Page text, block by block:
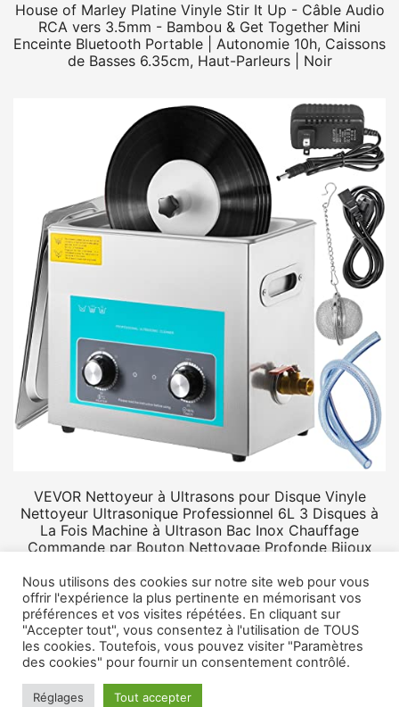
House of Marley Platine Vinyle Stir It Up - Câble Audio
RCA vers 3.5mm - Bambou & Get Together Mini
Enceinte Bluetooth Portable | Autonomie 10h, Caissons
de Basses 6.35cm, Haut-Parleurs | Noir
VEVOR Nettoyeur à Ultrasons pour Disque Vinyle
Nettoyeur Ultrasonique Professionnel 6L 3 Disques à
La Fois Machine à Ultrason Bac Inox Chauffage
Commande par Bouton Nettoyage Profonde Bijoux
© 2026 Rangement vinyle.Mentions légales
Nous utilisons des cookies sur notre site web pour vous
offrir l'expérience la plus pertinente en mémorisant vos
préférences et vos visites répétées. En cliquant sur
"Accepter tout", vous consentez à l'utilisation de TOUS
les cookies. Toutefois, vous pouvez visiter "Paramètres
des cookies" pour fournir un consentement contrôlé.
Réglages Tout accepter